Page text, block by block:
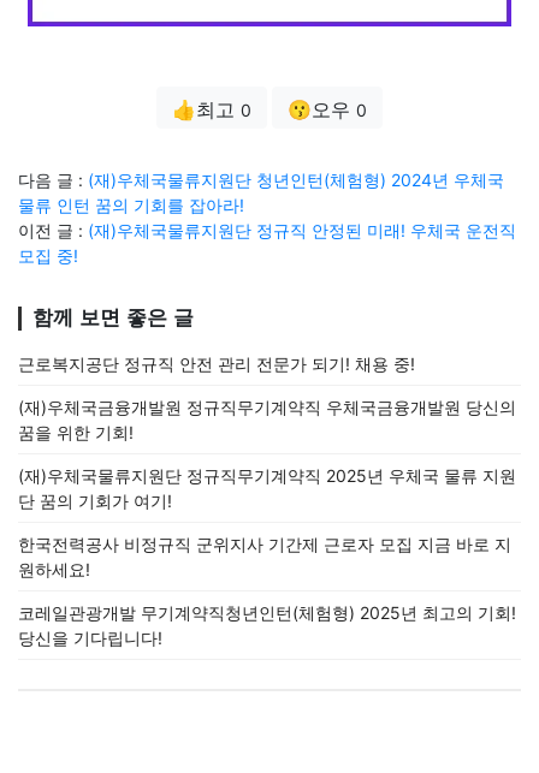
👍최고 0 😗오우 0
다음 글 : (재)우체국물류지원단 청년인턴(체험형) 2024년 우체국
물류 인턴 꿈의 기회를 잡아라!
이전 글 : (재)우체국물류지원단 정규직 안정된 미래! 우체국 운전직
모집 중!
함께 보면 좋은 글
근로복지공단 정규직 안전 관리 전문가 되기! 채용 중!
(재)우체국금융개발원 정규직무기계약직 우체국금융개발원 당신의
꿈을 위한 기회!
(재)우체국물류지원단 정규직무기계약직 2025년 우체국 물류 지원
단 꿈의 기회가 여기!
한국전력공사 비정규직 군위지사 기간제 근로자 모집 지금 바로 지
원하세요!
코레일관광개발 무기계약직청년인턴(체험형) 2025년 최고의 기회!
당신을 기다립니다!